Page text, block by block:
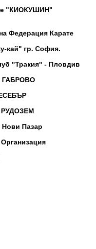
"КИОКУШИН"
Федерация Карате
кай" гр. София.
"Тракия" - Пловдив
ГАБРОВО
РУДОЗЕМ
Пазар